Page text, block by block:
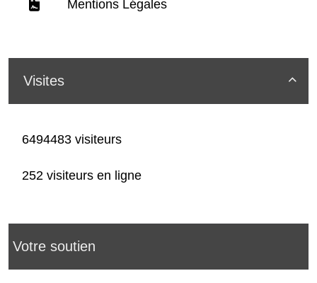
Mentions Légales

Visites
6494483 visiteurs
252 visiteurs en ligne
Votre soutien